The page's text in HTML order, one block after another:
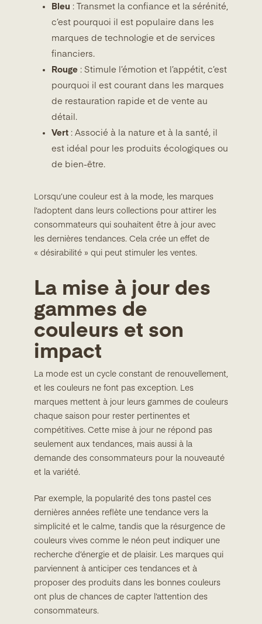
Bleu : Transmet la confiance et la sérénité,
c’est pourquoi il est populaire dans les
marques de technologie et de services
financiers.
Rouge : Stimule l’émotion et l’appétit, c’est
pourquoi il est courant dans les marques
de restauration rapide et de vente au
détail.
Vert : Associé à la nature et à la santé, il
est idéal pour les produits écologiques ou
de bien-être.
Lorsqu’une couleur est à la mode, les marques
l’adoptent dans leurs collections pour attirer les
consommateurs qui souhaitent être à jour avec
les dernières tendances. Cela crée un effet de
« désirabilité » qui peut stimuler les ventes.
La mise à jour des
gammes de
couleurs et son
impact
La mode est un cycle constant de renouvellement,
et les couleurs ne font pas exception. Les
marques mettent à jour leurs gammes de couleurs
chaque saison pour rester pertinentes et
compétitives. Cette mise à jour ne répond pas
seulement aux tendances, mais aussi à la
demande des consommateurs pour la nouveauté
et la variété.
Par exemple, la popularité des tons pastel ces
dernières années reflète une tendance vers la
simplicité et le calme, tandis que la résurgence de
couleurs vives comme le néon peut indiquer une
recherche d’énergie et de plaisir. Les marques qui
parviennent à anticiper ces tendances et à
proposer des produits dans les bonnes couleurs
ont plus de chances de capter l’attention des
consommateurs.